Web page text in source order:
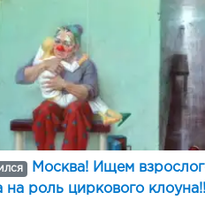
Москва! Ищем
на роль циркового клоуна!!